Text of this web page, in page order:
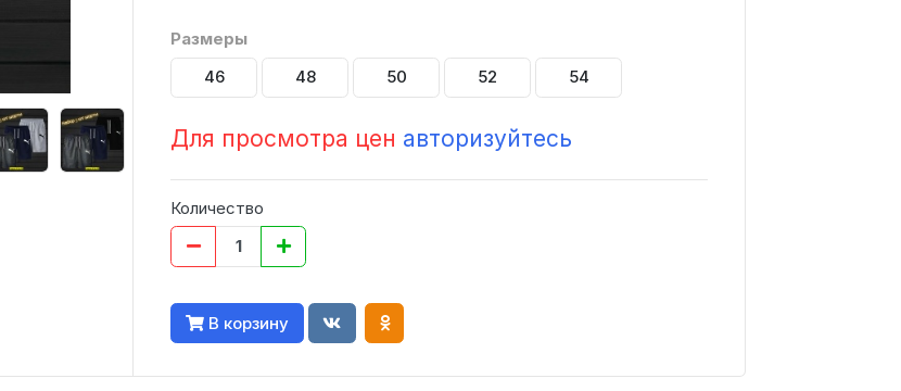
Размеры
46
48 50 52 54
Для просмотра цен авторизуйтесь
Количество
В корзину